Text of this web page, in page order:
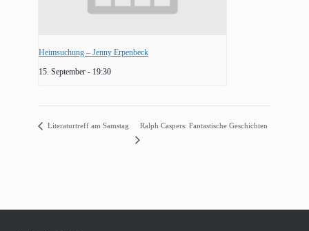
Heimsuchung – Jenny Erpenbeck
15. September - 19:30
Literaturtreff am Samstag Ralph Caspers: Fantastische Geschichten